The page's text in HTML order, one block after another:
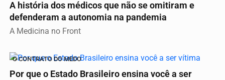
A história dos médicos que não se omitiram e
defenderam a autonomia na pandemia
A Medicina no Front
O CONTRATO DO MEDO
Por que o Estado Brasileiro ensina você a ser